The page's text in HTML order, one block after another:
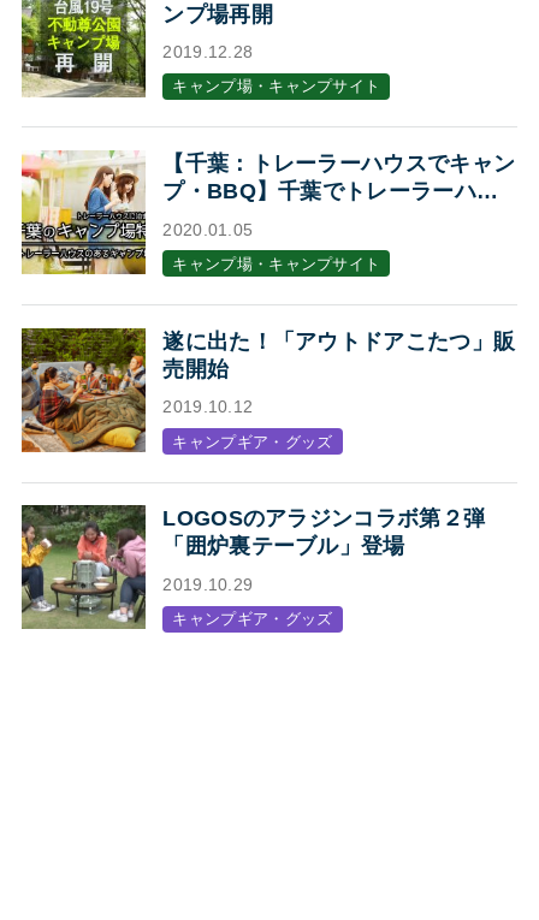
ンプ場再開
2019.12.28
キャンプ場・キャンプサイト
【千葉：トレーラーハウスでキャン
プ・BBQ】千葉でトレーラーハウ
スに泊まれるキャンプ場・BBQ場7
選
2020.01.05
キャンプ場・キャンプサイト
遂に出た！「アウトドアこたつ」販
売開始
2019.10.12
キャンプギア・グッズ
LOGOSのアラジンコラボ第２弾
「囲炉裏テーブル」登場
2019.10.29
キャンプギア・グッズ